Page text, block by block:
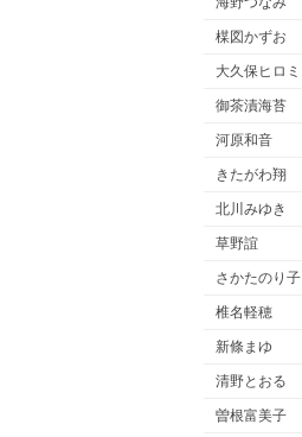
楳図かずお
大久保ヒロミ
御茶漬海苔
河原和音
きたがわ翔
北川みゆき
草野誼
さかたのり子
椎名軽穂
新條まゆ
清野とおる
曽根富美子